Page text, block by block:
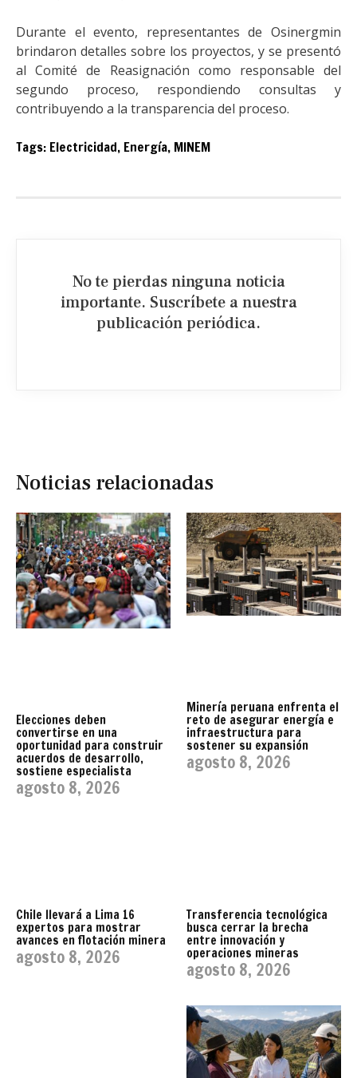
Durante el evento, representantes de Osinergmin
brindaron detalles sobre los proyectos, y se presentó
al Comité de Reasignación como responsable del
segundo proceso, respondiendo consultas y
contribuyendo a la transparencia del proceso.
Tags: Electricidad, Energía, MINEM
No te pierdas ninguna noticia
importante. Suscríbete a nuestra
publicación periódica.​
Noticias relacionadas
Elecciones deben
convertirse en una
oportunidad para construir
acuerdos de desarrollo,
sostiene especialista
agosto 8, 2026
Minería peruana enfrenta el
reto de asegurar energía e
infraestructura para
sostener su expansión
agosto 8, 2026
Chile llevará a Lima 16
expertos para mostrar
avances en flotación minera
agosto 8, 2026
Transferencia tecnológica
busca cerrar la brecha
entre innovación y
operaciones mineras
agosto 8, 2026